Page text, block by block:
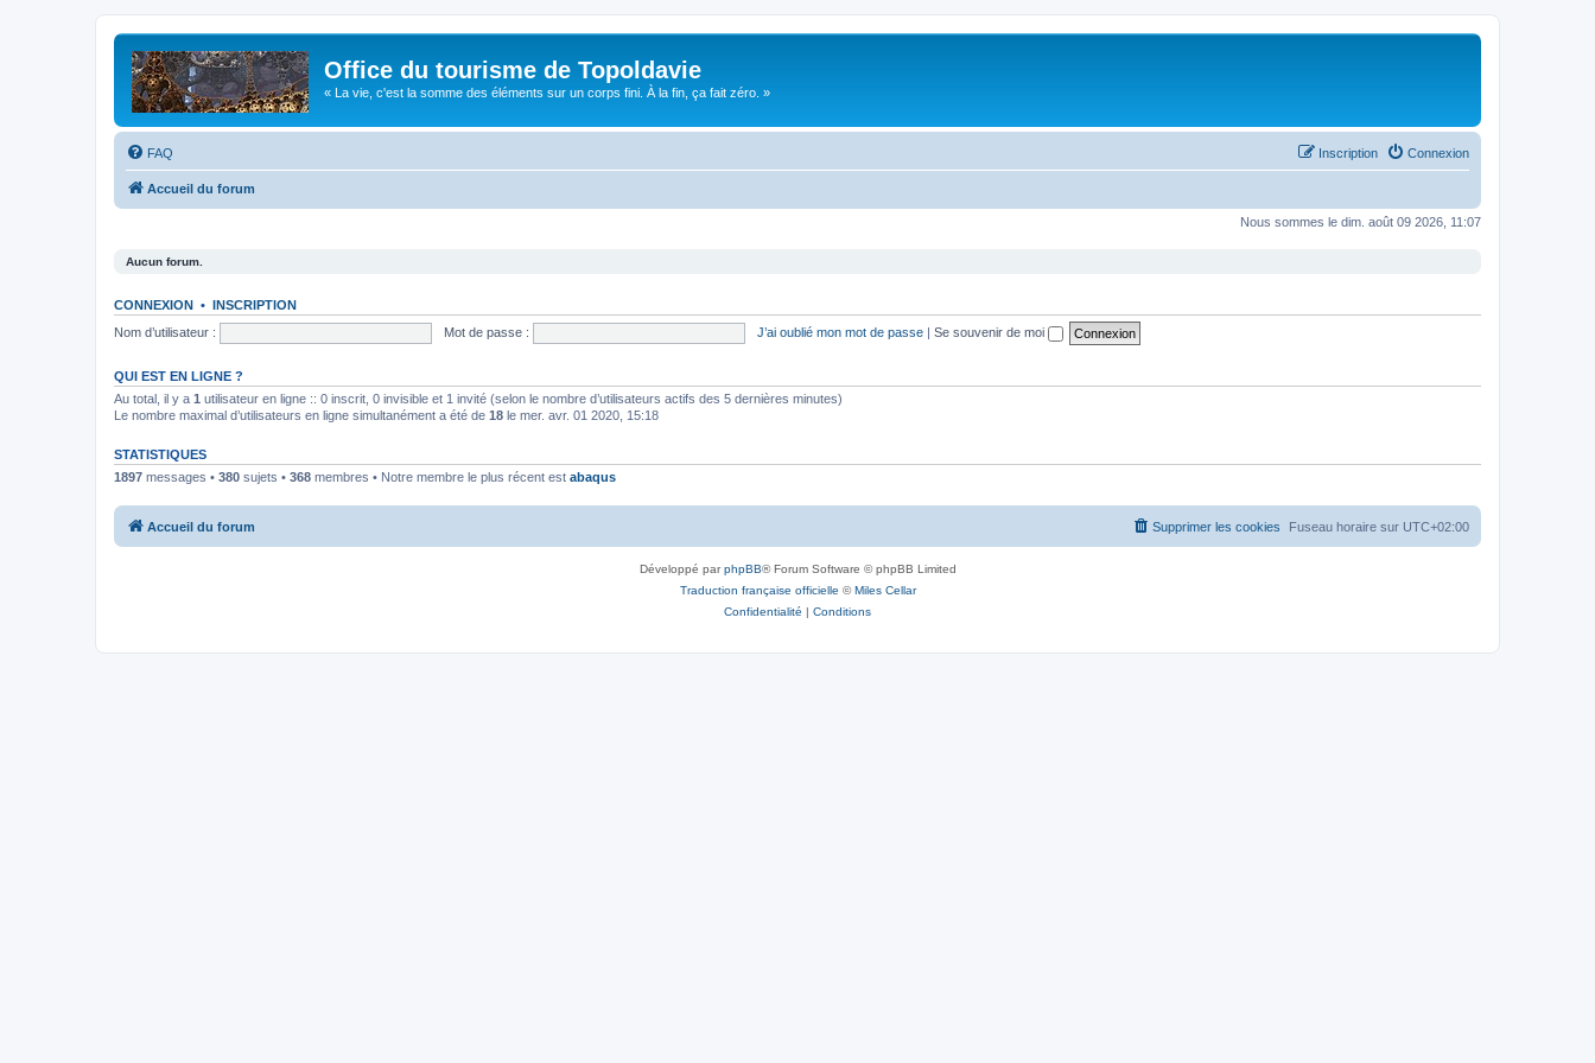
Office du tourisme de Topoldavie
« La vie, c'est la somme des éléments sur un corps fini. À la fin, ça fait zéro. »
FAQ Connexion
Inscription
Accueil du forum
Nous sommes le dim. août 09 2026, 11:07
Aucun forum.
CONNEXION • INSCRIPTION
Nom d’utilisateur :
Mot de passe : J’ai oublié mon mot de passe | Se souvenir de moi
QUI EST EN LIGNE ?
Au total, il y a 1 utilisateur en ligne :: 0 inscrit, 0 invisible et 1 invité (selon le nombre d’utilisateurs actifs des 5 dernières minutes)
Le nombre maximal d’utilisateurs en ligne simultanément a été de 18 le mer. avr. 01 2020, 15:18
STATISTIQUES
1897 messages • 380 sujets • 368 membres • Notre membre le plus récent est abaqus
Accueil du forum Fuseau horaire sur UTC+02:00
Supprimer les cookies
Développé parphpBB® Forum Software © phpBB Limited
Traduction française officielle ©Miles Cellar
Confidentialité | Conditions